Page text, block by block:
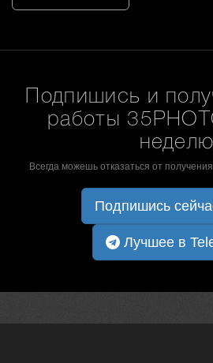
Подпишись и
работы
неделю
Всегда можешь отказаться от
Подпишись
Лучшее в